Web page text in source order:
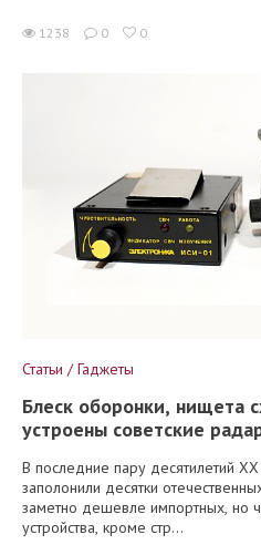
1238 0 0
Статьи / Гаджеты
Блеск оборонки, нищета
устроены советские
В последние пару десятилетий
заполонили десятки
заметно дешевле импортных, но
устройства, кроме стр...